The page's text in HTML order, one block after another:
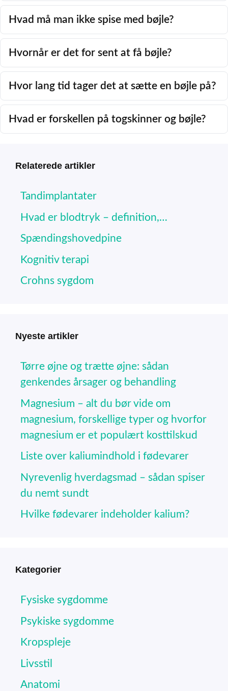
Hvad må man ikke spise med bøjle?
Hvornår er det for sent at få bøjle?
Hvor lang tid tager det at sætte en bøjle på?
Hvad er forskellen på togskinner og bøjle?
Relaterede artikler
Tandimplantater
Hvad er blodtryk – definition,…
Spændingshovedpine
Kognitiv terapi
Crohns sygdom
Nyeste artikler
Tørre øjne og trætte øjne: sådan
genkendes årsager og behandling
Magnesium – alt du bør vide om
magnesium, forskellige typer og hvorfor
magnesium er et populært kosttilskud
Liste over kaliumindhold i fødevarer
Nyrevenlig hverdagsmad – sådan spiser
du nemt sundt
Hvilke fødevarer indeholder kalium?
Kategorier
Fysiske sygdomme
Psykiske sygdomme
Kropspleje
Livsstil
Anatomi